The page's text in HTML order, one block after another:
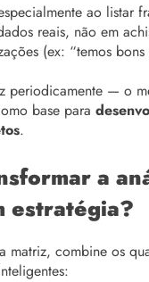
ao listar
reais, não em
(ex: “temos
periodicamente — o
base para
.
a
estratégia?
matriz, combine os